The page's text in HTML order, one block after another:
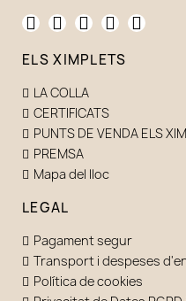
ELS XIMPLETS
LA COLLA
CERTIFICATS
PUNTS DE VENDA ELS
PREMSA
Mapa del lloc
LEGAL
Pagament segur
Transport i despeses
Política de cookies